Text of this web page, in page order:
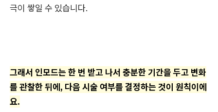
극이 쌓일 수 있습니다.
그래서 인모드는 한 번 받고 나서 충분한 기간을 두고 변화
를 관찰한 뒤에, 다음 시술 여부를 결정하는 것이 원칙이에
요.